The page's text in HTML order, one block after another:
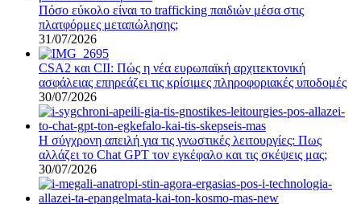
Πόσο εύκολο είναι το trafficking παιδιών μέσα στις
πλατφόρμες μεταπώλησης;
31/07/2026
CSA2 και CII: Πώς η νέα ευρωπαϊκή αρχιτεκτονική
ασφάλειας επηρεάζει τις κρίσιμες πληροφοριακές υποδομές
30/07/2026
Η σύγχρονη απειλή για τις γνωστικές λειτουργίες: Πως
αλλάζει το Chat GPT τον εγκέφαλο και τις σκέψεις μας;
30/07/2026